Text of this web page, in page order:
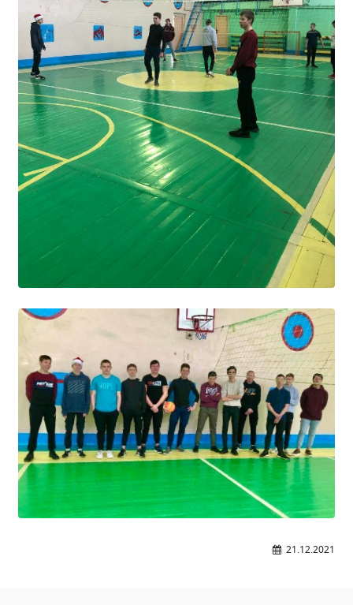
21.12.2021